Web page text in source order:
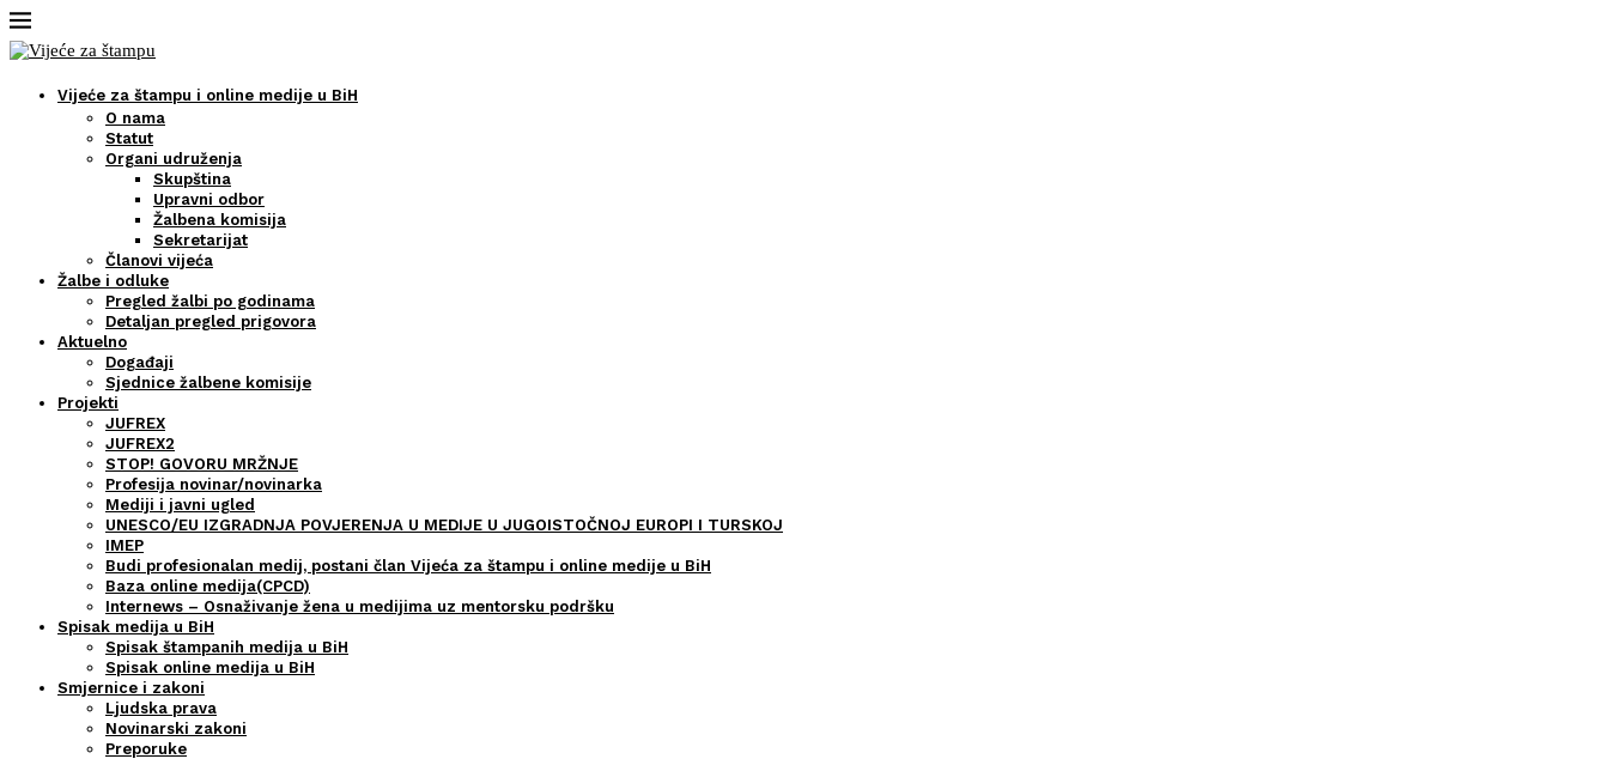
Vijeće za štampu i online medije u BiH
O nama
Statut
Organi udruženja
Skupština
Upravni odbor
Žalbena komisija
Sekretarijat
Članovi vijeća
Žalbe i odluke
Pregled žalbi po godinama
Detaljan pregled prigovora
Aktuelno
Događaji
Sjednice žalbene komisije
Projekti
JUFREX
JUFREX2
STOP! GOVORU MRŽNJE
Profesija novinar/novinarka
Mediji i javni ugled
UNESCO/EU IZGRADNJA POVJERENJA U MEDIJE U JUGOISTOČNOJ EUROPI I TURSKOJ
IMEP
Budi profesionalan medij, postani član Vijeća za štampu i online medije u BiH
Baza online medija(CPCD)
Internews – Osnaživanje žena u medijima uz mentorsku podršku
Spisak medija u BiH
Spisak štampanih medija u BiH
Spisak online medija u BiH
Smjernice i zakoni
Ljudska prava
Novinarski zakoni
Preporuke